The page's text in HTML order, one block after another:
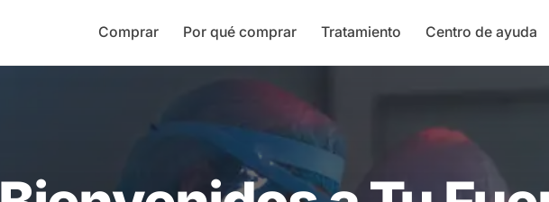
Comprar Por qué comprar Tratamiento Centro de ayuda